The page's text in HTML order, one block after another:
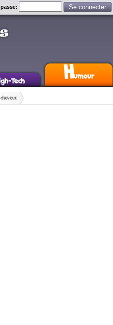
Tech Humour